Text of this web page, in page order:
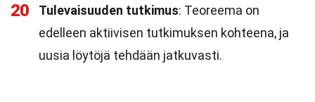
20 Tulevaisuuden tutkimus: Teoreema on
edelleen aktiivisen tutkimuksen kohteena, ja
uusia löytöjä tehdään jatkuvasti.